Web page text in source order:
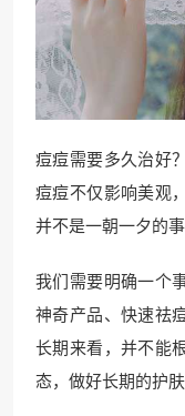
痘痘需要多久治好
痘痘不仅影响美观
并不是一朝一夕的
我们需要明确一个
神奇产品、快速祛
长期来看，并不能
态，做好长期的护肤